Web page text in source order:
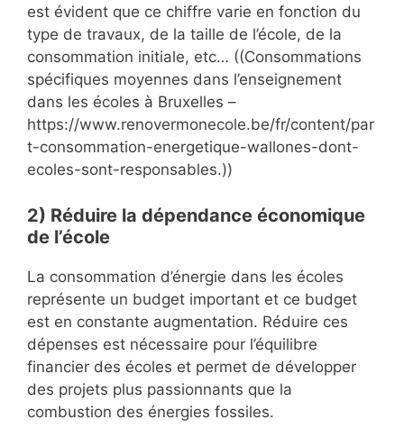
est évident que ce chiffre varie en fonction du
type de travaux, de la taille de l’école, de la
consommation initiale, etc… ((Consommations
spécifiques moyennes dans l’enseignement
dans les écoles à Bruxelles –
https://www.renovermonecole.be/fr/content/par
t-consommation-energetique-wallones-dont-
ecoles-sont-responsables.))
2) Réduire la dépendance économique
de l’école
La consommation d’énergie dans les écoles
représente un budget important et ce budget
est en constante augmentation. Réduire ces
dépenses est nécessaire pour l’équilibre
financier des écoles et permet de développer
des projets plus passionnants que la
combustion des énergies fossiles.